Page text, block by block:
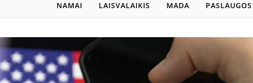
NAMAI LAISVALAIKIS MADA PASLAUGOS